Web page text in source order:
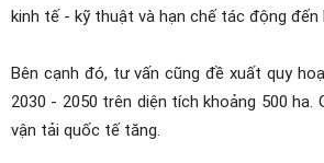
kinh tế - kỹ thuật và hạn chế tác động đến
Bên cạnh đó, tư vấn cũng đề xuất quy
2030 - 2050 trên diện tích khoảng 500
vận tải quốc tế tăng.